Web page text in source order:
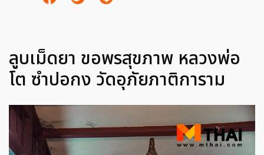
ลูบเม็ดยา ขอพรสุขภาพ หลวงพ่อ
โต ซำปอกง วัดอุภัยภาติการาม